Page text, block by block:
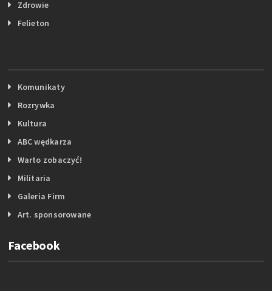
Zdrowie
Felieton
Komunikaty
Rozrywka
Kultura
ABC wędkarza
Warto zobaczyć!
Militaria
Galeria Firm
Art. sponsorowane
Facebook